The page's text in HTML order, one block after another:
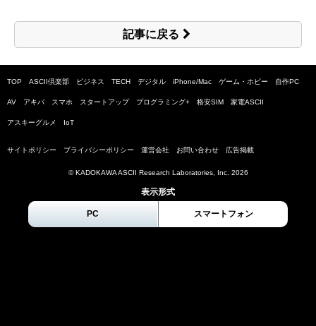
記事に戻る
TOP ASCII倶楽部 ビジネス TECH デジタル iPhone/Mac ゲーム・ホビー 自作PC
AV アキバ スマホ スタートアップ プログラミング+ 格安SIM 家電ASCII
アスキーグルメ IoT
サイトポリシー プライバシーポリシー 運営会社 お問い合わせ 広告掲載
© KADOKAWA ASCII Research Laboratories, Inc. 2026
表示形式
PC スマートフォン